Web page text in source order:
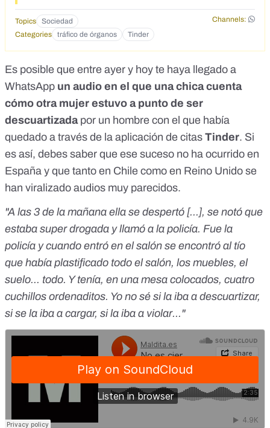
Topics Sociedad
Channels:
Categories
tráfico de órganos Tinder
Es posible que entre ayer y hoy te haya llegado a
WhatsApp un audio en el que una chica cuenta
cómo otra mujer estuvo a punto de ser
descuartizadapor un hombre con el que había
quedado a través de la aplicación de citas Tinder. Si
es así, debes saber que ese suceso no ha ocurrido en
España y que tanto en Chile como en Reino Unido se
han viralizado audios muy parecidos.
"A las 3 de la mañana ella se despertó [...], se notó que
estaba super drogada y llamó a la policía. Fue la
policía y cuando entró en el salón se encontró al tío
que había plastificado todo el salón, los muebles, el
suelo... todo. Y tenía, en una mesa colocados, cuatro
cuchillos ordenaditos. Yo no sé si la iba a descuartizar,
si se la iba a cargar, si la iba a violar..."